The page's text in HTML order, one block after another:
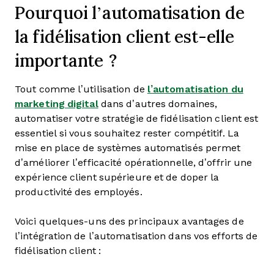
Pourquoi l’automatisation de
la fidélisation client est-elle
importante ?
Tout comme l’utilisation de l’automatisation du
marketing digitaldans d’autres domaines,
automatiser votre stratégie de fidélisation client est
essentiel si vous souhaitez rester compétitif. La
mise en place de systèmes automatisés permet
d’améliorer l’efficacité opérationnelle, d’offrir une
expérience client supérieure et de doper la
productivité des employés.
Voici quelques-uns des principaux avantages de
l’intégration de l’automatisation dans vos efforts de
fidélisation client :